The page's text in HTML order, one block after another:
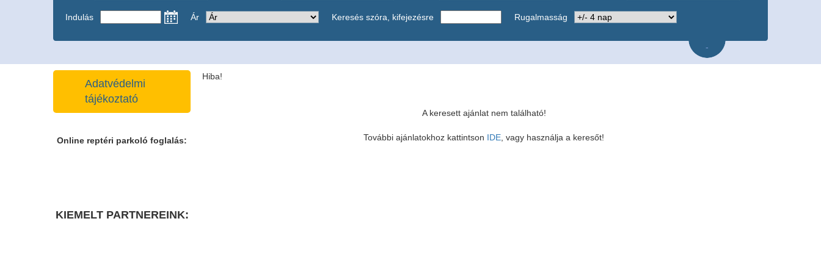
Indulás Ár Keresés szóra, kifejezésre Rugalmasság
-
Adatvédelmi
tájékoztató
Online reptéri parkoló foglalás:
KIEMELT PARTNEREINK:
Hiba!
A keresett ajánlat nem található!
További ajánlatokhoz kattintson IDE , vagy használja a keresőt!